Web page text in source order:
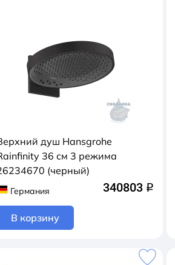
душ Hansgrohe
36 см 3 режима
(черный)
Германия 340803 q
В корзину